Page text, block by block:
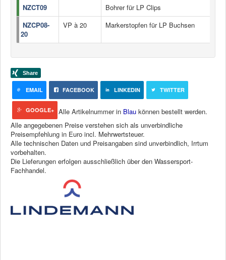
NZCT09
Bohrer für LP Clips
NZCP08-
20
VP à 20 Markerstopfen für LP Buchsen
EMAIL FACEBOOK LINKEDIN TWITTER
GOOGLE+ Alle Artikelnummer in Blau können bestellt werden.
Alle angegebenen Preise verstehen sich als unverbindliche
Preisempfehlung in Euro incl. Mehrwertsteuer.
Alle technischen Daten und Preisangaben sind unverbindlich, Irrtum
vorbehalten.
Die Lieferungen erfolgen ausschließlich über den Wassersport-
Fachhandel.